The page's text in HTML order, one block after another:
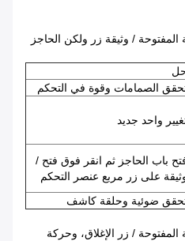
/ وثيقة زر ولكن الحاجز
الصمامات وقوة في التحكم
واحد جديد
باب الحاجز ثم انقر فوق فتح /
على زر مربع عنصر التحكم
ضوئية وحلقة كاشف
/ زر الإغلاق، وحركة